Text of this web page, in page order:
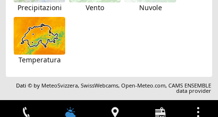
Precipitazioni Vento Nuvole
Temperatura
Dati © by MeteoSvizzera,SwissWebcams,Open-Meteo.com,CAMS ENSEMBLE
data provider